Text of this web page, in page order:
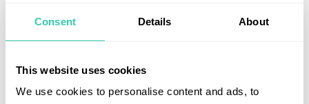
Consent Details About
This website uses cookies
We use cookies to personalise content and ads, to
Utforska fler artiklar